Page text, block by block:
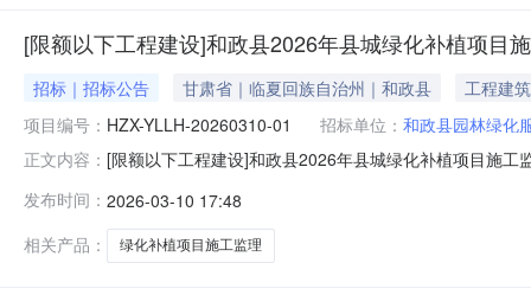
[限额以下工程建设]和政县2026年县城绿化补植项目
招标｜招标公告 甘肃省｜临夏回族自治州｜和政县
工程建筑
项目编号： HZX-YLLH-20260310-01 招标单位： 和政县园林绿化
正文内容： [限额以下工程建设]和政县2026年县城绿化补植项目施
位和政县园林绿化服务中心是否允许多次竞价否是否重
发布时间： 2026-03-10 17:48
相关产品：
绿化补植项目施工监理